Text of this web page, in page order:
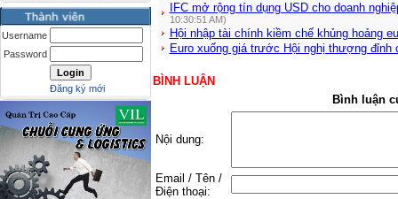
Username
Password
Đăng ký mới
IFC mở rộng tín dụng USD cho doanh
10:30:51 AM)
Hội nhập tài chính kiềm chế khủng hoảng
Euro xuống giá trước Hội nghị thượng đỉnh
BÌNH LUẬN
Bình luận
Nội dung:
Email / Tên /
Điện thoại: